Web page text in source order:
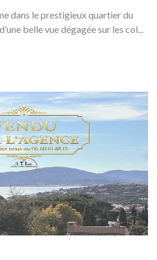
dans le prestigieux quartier du
belle vue dégagée sur les col...